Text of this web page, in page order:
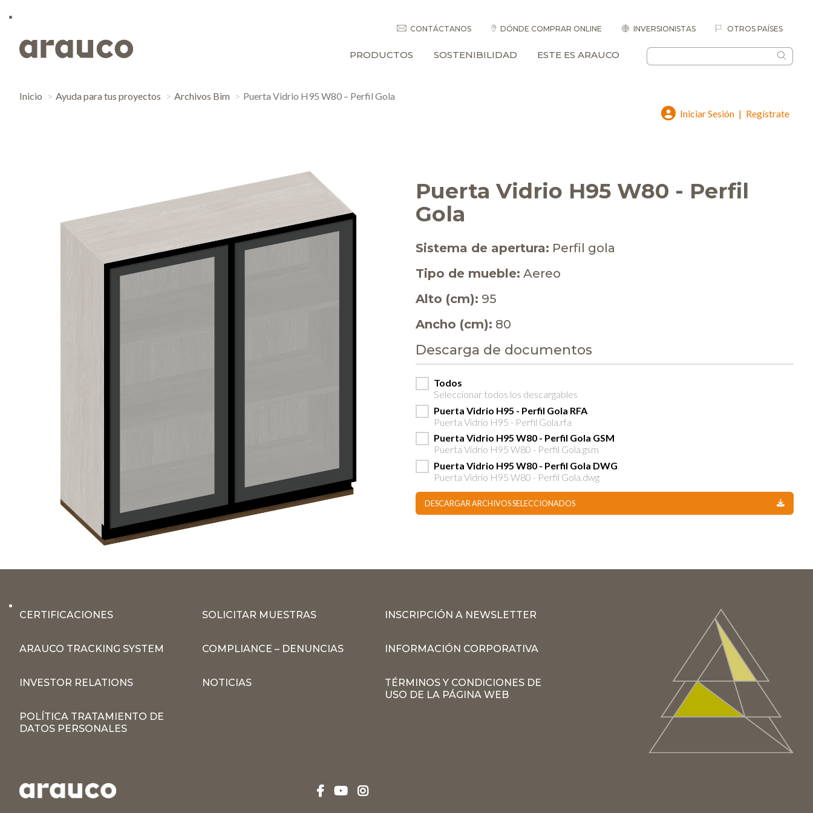
CONTÁCTANOS DÓNDE COMPRAR ONLINE INVERSIONISTAS OTROS PAÍSES
PRODUCTOS SOSTENIBILIDAD ESTE ES ARAUCO
Inicio Ayuda para tus proyectos Archivos Bim
Puerta Vidrio H95 W80 – Perfil Gola
Iniciar Sesión | Regístrate
Puerta Vidrio H95 W80 - Perfil
Gola
Sistema de apertura: Perfil gola
Tipo de mueble: Aereo
Alto (cm): 95
Ancho (cm): 80
Descarga de documentos
Todos
Seleccionar todos los descargables
Puerta Vidrio H95 - Perfil Gola RFA
Puerta Vidrio H95 - Perfil Gola.rfa
Puerta Vidrio H95 W80 - Perfil Gola GSM
Puerta Vidrio H95 W80 - Perfil Gola.gsm
Puerta Vidrio H95 W80 - Perfil Gola DWG
Puerta Vidrio H95 W80 - Perfil Gola.dwg
DESCARGAR ARCHIVOS SELECCIONADOS
CERTIFICACIONES SOLICITAR MUESTRAS INSCRIPCIÓN A NEWSLETTER
ARAUCO TRACKING SYSTEM COMPLIANCE – DENUNCIAS INFORMACIÓN CORPORATIVA
INVESTOR RELATIONS NOTICIAS
TÉRMINOS Y CONDICIONES DE
USO DE LA PÁGINA WEB
POLÍTICA TRATAMIENTO DE
DATOS PERSONALES